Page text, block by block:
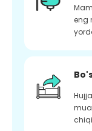
eng